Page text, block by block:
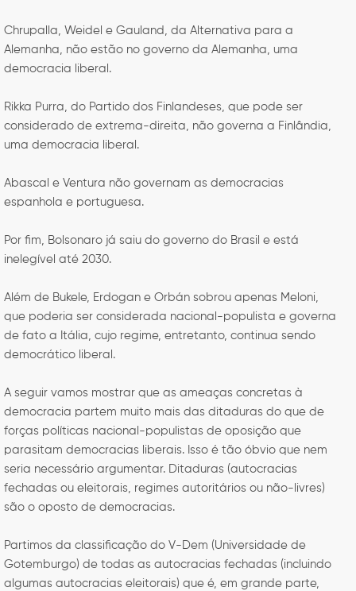
Chrupalla, Weidel e Gauland, da Alternativa para a
Alemanha, não estão no governo da Alemanha, uma
democracia liberal.
Rikka Purra, do Partido dos Finlandeses, que pode ser
considerado de extrema-direita, não governa a Finlândia,
uma democracia liberal.
Abascal e Ventura não governam as democracias
espanhola e portuguesa.
Por fim, Bolsonaro já saiu do governo do Brasil e está
inelegível até 2030.
Além de Bukele, Erdogan e Orbán sobrou apenas Meloni,
que poderia ser considerada nacional-populista e governa
de fato a Itália, cujo regime, entretanto, continua sendo
democrático liberal.
A seguir vamos mostrar que as ameaças concretas à
democracia partem muito mais das ditaduras do que de
forças políticas nacional-populistas de oposição que
parasitam democracias liberais. Isso é tão óbvio que nem
seria necessário argumentar. Ditaduras (autocracias
fechadas ou eleitorais, regimes autoritários ou não-livres)
são o oposto de democracias.
Partimos da classificação do V-Dem (Universidade de
Gotemburgo) de todas as autocracias fechadas (incluindo
algumas autocracias eleitorais) que é, em grande parte,